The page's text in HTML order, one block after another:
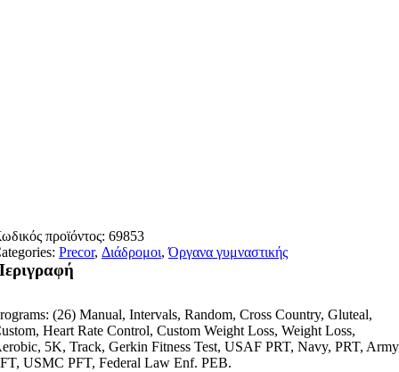
προϊόντος:69853
Precor, Διάδρομοι,Όργανα γυμναστικής
(26) Manual, Intervals, Random, Cross Country, Gluteal,
Heart Rate Control, Custom Weight Loss, Weight Loss,
5K, Track, Gerkin Fitness Test, USAF PRT, Navy, PRT, Army
USMC PFT, Federal Law Enf. PEB.